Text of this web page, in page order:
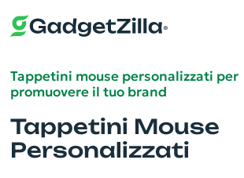
Tappetini mouse personalizzati per
promuovere il tuo brand
Tappetini Mouse
Personalizzati